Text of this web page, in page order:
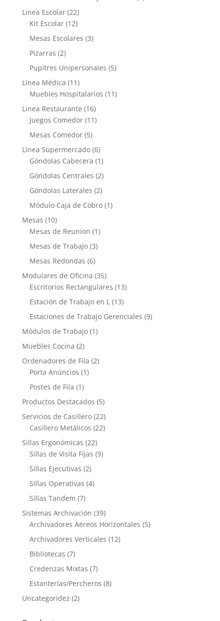
Linea Escolar (22)
Kit Escolar (12)
Mesas Escolares (3)
Pizarras (2)
Pupitres Unipersonales (5)
Linea Médica (11)
Muebles Hospitalarios (11)
Linea Restaurante (16)
Juegos Comedor (11)
Mesas Comedor (5)
Linea Supermercado (6)
Góndolas Cabecera (1)
Góndolas Centrales (2)
Góndolas Laterales (2)
Módulo Caja de Cobro (1)
Mesas (10)
Mesas de Reunion (1)
Mesas de Trabajo (3)
Mesas Redondas (6)
Modulares de Oficina (35)
Escritorios Rectangulares (13)
Estación de Trabajo en L (13)
Estaciones de Trabajo Gerenciales (9)
Módulos de Trabajo (1)
Muebles Cocina (2)
Ordenadores de Fila (2)
Porta Anúncios (1)
Postes de Fila (1)
Productos Destacados (5)
Servicios de Casillero (22)
Casillero Metálicos (22)
Sillas Ergonómicas (22)
Sillas de Visita Fijas (9)
Sillas Ejecutivas (2)
Sillas Operativas (4)
Sillas Tandem (7)
Sistemas Archivación (39)
Archivadores Aéreos Horizontales (5)
Archivadores Verticales (12)
Bibliotecas (7)
Credenzas Mixtas (7)
Estanterías/Percheros (8)
Uncategoridez (2)